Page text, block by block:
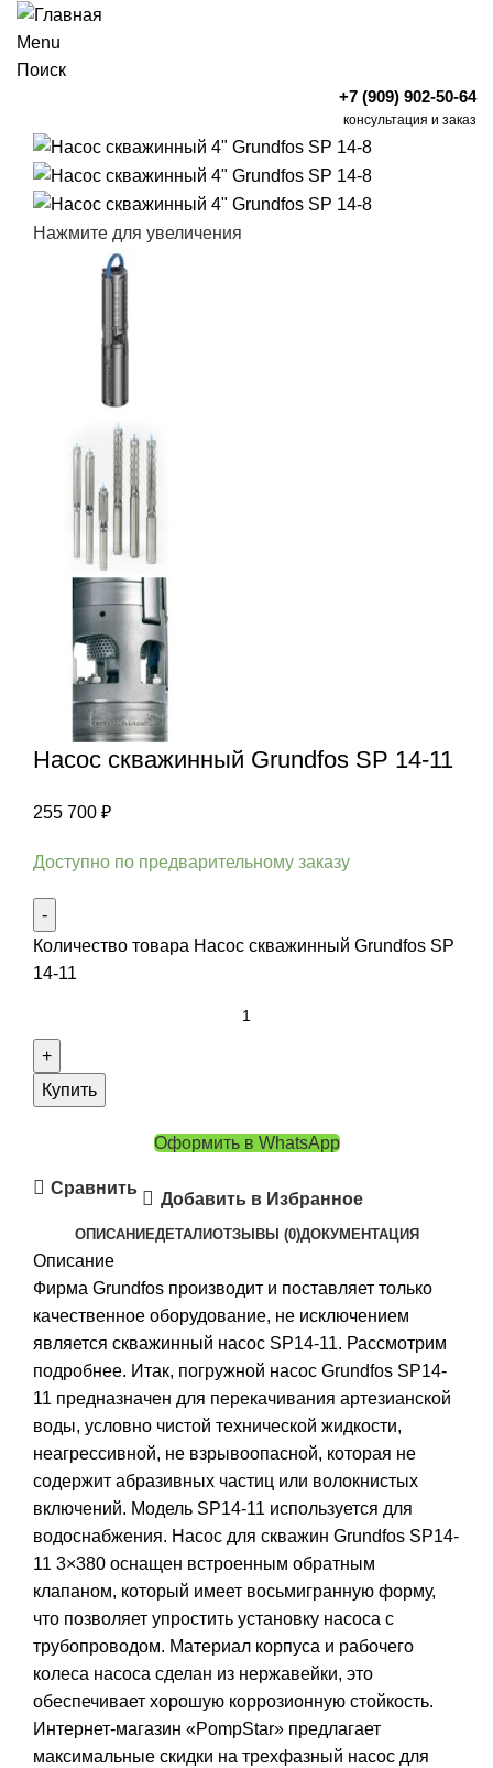
Menu
Поиск
+7 (909) 902-50-64
консультация и заказ
Нажмите для увеличения
Насос скважинный Grundfos SP 14-11
255 700 ₽
Доступно по предварительному заказу
Количество товара Насос скважинный Grundfos SP
14-11
Купить
Оформить в WhatsApp
Сравнить
Добавить в Избранное
ОПИСАНИЕДЕТАЛИОТЗЫВЫ (0)ДОКУМЕНТАЦИЯ
Описание
Фирма Grundfos производит и поставляет только
качественное оборудование, не исключением
является скважинный насос SP14-11. Рассмотрим
подробнее. Итак, погружной насос Grundfos SP14-
11 предназначен для перекачивания артезианской
воды, условно чистой технической жидкости,
неагрессивной, не взрывоопасной, которая не
содержит абразивных частиц или волокнистых
включений. Модель SP14-11 используется для
водоснабжения. Насос для скважин Grundfos SP14-
11 3×380 оснащен встроенным обратным
клапаном, который имеет восьмигранную форму,
что позволяет упростить установку насоса с
трубопроводом. Материал корпуса и рабочего
колеса насоса сделан из нержавейки, это
обеспечивает хорошую коррозионную стойкость.
Интернет-магазин «PompStar» предлагает
максимальные скидки на трехфазный насос для